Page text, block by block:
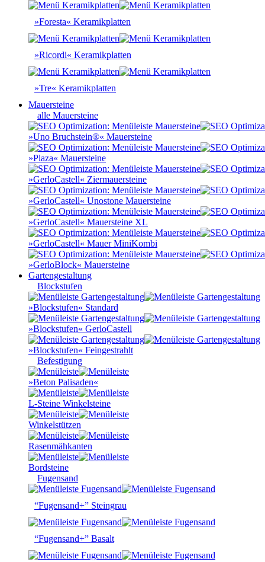
»Foresta« Keramikplatten
»Ricordi« Keramikplatten
»Tre« Keramikplatten
Mauersteine
alle Mauersteine
»Uno Bruchstein®« Mauersteine
»Plaza« Mauersteine
»GerloCastell« Ziermauersteine
»GerloCastell« Unostone Mauersteine
»GerloCastell« Mauersteine XL
»GerloCastell« Mauer MiniKombi
»GerloBlock« Mauersteine
Gartengestaltung
Blockstufen
»Blockstufen« Standard
»Blockstufen« GerloCastell
»Blockstufen« Feingestrahlt
Befestigung
»Beton Palisaden«
L-Steine Winkelsteine
Winkelstützen
Rasenmähkanten
Bordsteine
Fugensand
“Fugensand+” Steingrau
“Fugensand+” Basalt